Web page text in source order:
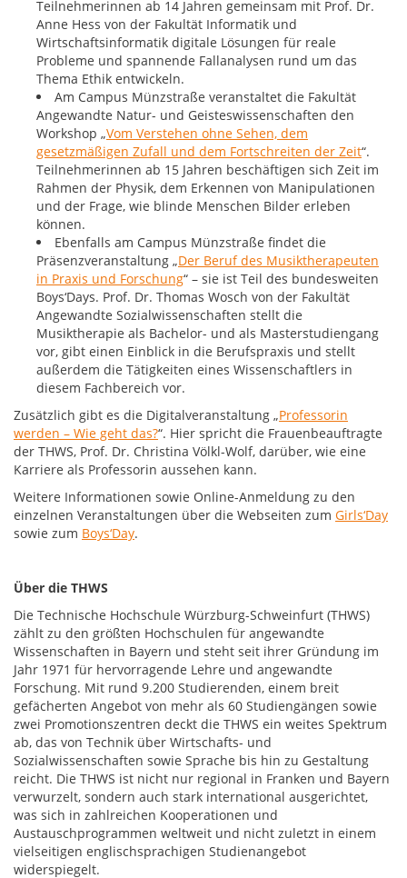
Teilnehmerinnen ab 14 Jahren gemeinsam mit Prof. Dr.
Anne Hess von der Fakultät Informatik und
Wirtschaftsinformatik digitale Lösungen für reale
Probleme und spannende Fallanalysen rund um das
Thema Ethik entwickeln.
Am Campus Münzstraße veranstaltet die Fakultät
Angewandte Natur- und Geisteswissenschaften den
Workshop „Vom Verstehen ohne Sehen, dem
gesetzmäßigen Zufall und dem Fortschreiten der Zeit“.
Teilnehmerinnen ab 15 Jahren beschäftigen sich Zeit im
Rahmen der Physik, dem Erkennen von Manipulationen
und der Frage, wie blinde Menschen Bilder erleben
können.
Ebenfalls am Campus Münzstraße findet die
Präsenzveranstaltung „Der Beruf des Musiktherapeuten
in Praxis und Forschung“ – sie ist Teil des bundesweiten
Boys‘Days. Prof. Dr. Thomas Wosch von der Fakultät
Angewandte Sozialwissenschaften stellt die
Musiktherapie als Bachelor- und als Masterstudiengang
vor, gibt einen Einblick in die Berufspraxis und stellt
außerdem die Tätigkeiten eines Wissenschaftlers in
diesem Fachbereich vor.
Zusätzlich gibt es die Digitalveranstaltung „Professorin
werden – Wie geht das?“. Hier spricht die Frauenbeauftragte
der THWS, Prof. Dr. Christina Völkl-Wolf, darüber, wie eine
Karriere als Professorin aussehen kann.
Weitere Informationen sowie Online-Anmeldung zu den
einzelnen Veranstaltungen über die Webseiten zum Girls‘Day
sowie zum Boys‘Day.
Über die THWS
Die Technische Hochschule Würzburg-Schweinfurt (THWS)
zählt zu den größten Hochschulen für angewandte
Wissenschaften in Bayern und steht seit ihrer Gründung im
Jahr 1971 für hervorragende Lehre und angewandte
Forschung. Mit rund 9.200 Studierenden, einem breit
gefächerten Angebot von mehr als 60 Studiengängen sowie
zwei Promotionszentren deckt die THWS ein weites Spektrum
ab, das von Technik über Wirtschafts- und
Sozialwissenschaften sowie Sprache bis hin zu Gestaltung
reicht. Die THWS ist nicht nur regional in Franken und Bayern
verwurzelt, sondern auch stark international ausgerichtet,
was sich in zahlreichen Kooperationen und
Austauschprogrammen weltweit und nicht zuletzt in einem
vielseitigen englischsprachigen Studienangebot
widerspiegelt.